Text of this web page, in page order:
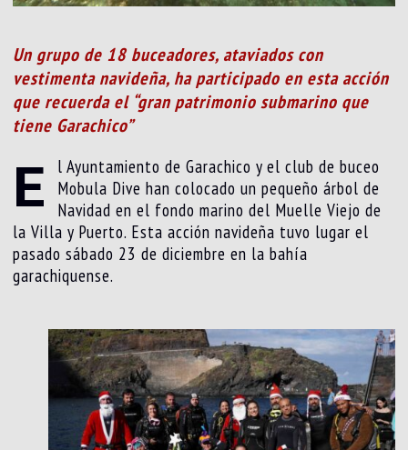
Un grupo de 18 buceadores, ataviados con
vestimenta navideña, ha participado en esta acción
que recuerda el “gran patrimonio submarino que
tiene Garachico”
E
l Ayuntamiento de Garachico y el club de buceo
Mobula Dive han colocado un pequeño árbol de
Navidad en el fondo marino del Muelle Viejo de
la Villa y Puerto. Esta acción navideña tuvo lugar el
pasado sábado 23 de diciembre en la bahía
garachiquense.